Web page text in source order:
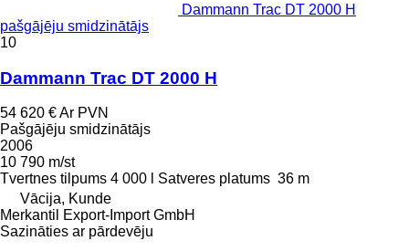
Dammann Trac DT 2000 H
pašgājēju smidzinātājs
10
Dammann Trac DT 2000 H
54 620 €Ar PVN
Pašgājēju smidzinātājs
2006
10 790 m/st
Tvertnes tilpums 4 000 l Satveres platums 36 m
Vācija, Kunde
Merkantil Export-Import GmbH
Sazināties ar pārdevēju